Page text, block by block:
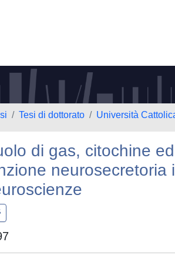
Tesi di dottorato Università
di gas, citochine
neurosecretoria